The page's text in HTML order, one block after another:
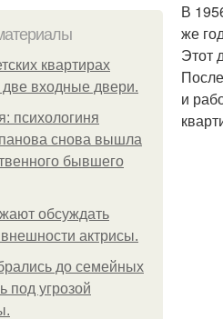
квартирах
две входные двери.
психологиня
снова вышла
бывшего
обсуждать
актрисы.
до семейных
под угрозой
В
же
Этот
и